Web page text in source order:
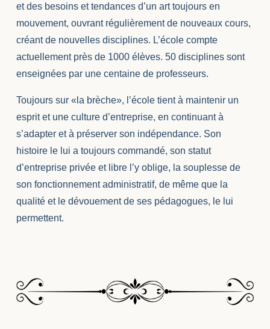
et des besoins et tendances d’un art toujours en
mouvement, ouvrant régulièrement de nouveaux cours,
créant de nouvelles disciplines. L’école compte
actuellement près de 1000 élèves. 50 disciplines sont
enseignées par une centaine de professeurs.
Toujours sur «la brèche», l’école tient à maintenir un
esprit et une culture d’entreprise, en continuant à
s’adapter et à préserver son indépendance. Son
histoire le lui a toujours commandé, son statut
d’entreprise privée et libre l’y oblige, la souplesse de
son fonctionnement administratif, de même que la
qualité et le dévouement de ses pédagogues, le lui
permettent.